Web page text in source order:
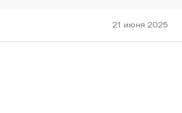
21 июня 2025